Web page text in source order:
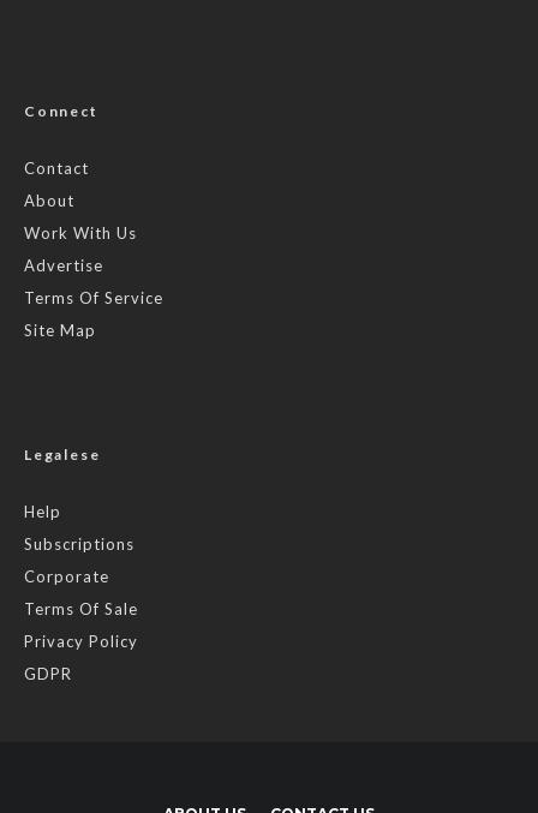
Connect
Contact
About
Work With Us
Advertise
Terms Of Service
Site Map
Legalese
Help
Subscriptions
Corporate
Terms Of Sale
Privacy Policy
GDPR